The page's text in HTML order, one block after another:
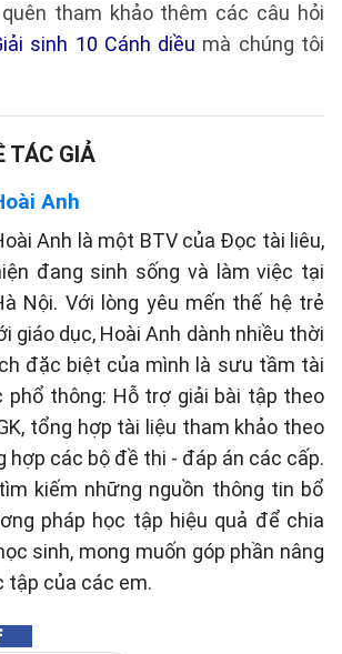
tham khảo thêm các câu hỏi
sinh 10 Cánh diều mà chúng tôi
TÁC GIẢ
Anh
Anh là một BTV của Đọc tài liêu,
đang sinh sống và làm việc tại
Nội. Với lòng yêu mến thế hệ trẻ
giáo dục, Hoài Anh dành nhiều thời
đặc biệt của mình là sưu tầm tài
phổ thông: Hỗ trợ giải bài tập theo
tổng hợp tài liệu tham khảo theo
hợp các bộ đề thi - đáp án các cấp.
kiếm những nguồn thông tin bổ
pháp học tập hiệu quả để chia
sinh, mong muốn góp phần nâng
tập của các em.